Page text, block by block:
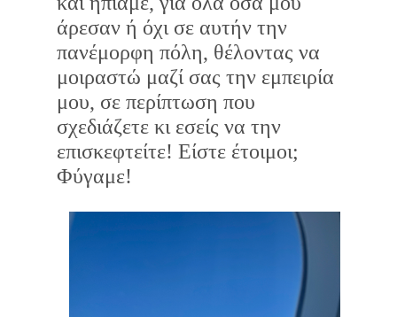
άρεσαν ή όχι σε αυτήν την
πανέμορφη πόλη, θέλοντας να
μοιραστώ μαζί σας την εμπειρία
μου, σε περίπτωση που
σχεδιάζετε κι εσείς να την
επισκεφτείτε! Είστε έτοιμοι;
Φύγαμε!